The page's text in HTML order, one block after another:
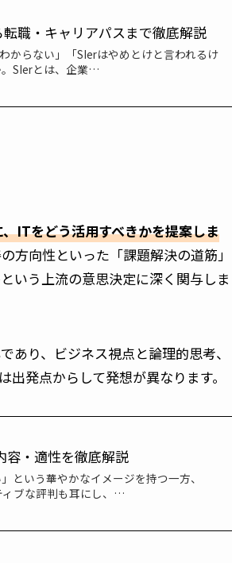
職・キャリアパスまで徹底解説
からない」「SIerはやめとけと言われるけ
。SIerとは、企業…
ITをどう活用すべきかを提案しま
方向性といった「課題解決の道筋」
いう上流の意思決定に深く関与しま
り、ビジネス視点と論理的思考、
発点からして発想が異なります。
容・適性を徹底解説
という華やかなイメージを持つ一方、
ィブな評判も耳にし、…